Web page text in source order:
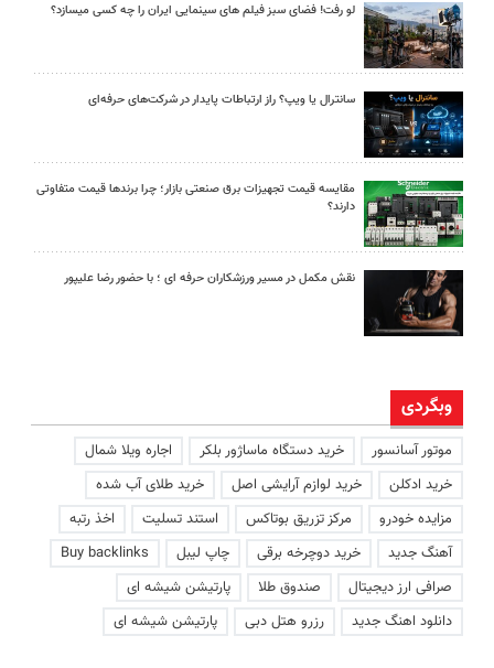
لو رفت! فضای سبز فیلم های سینمایی ایران را چه کسی میسازد؟
سانترال یا ویپ؟ راز ارتباطات پایدار در شرکت‌های حرفه‌ای
مقایسه قیمت تجهیزات برق صنعتی بازار؛ چرا برندها قیمت متفاوتی
دارند؟
نقش مکمل در مسیر ورزشکاران حرفه ای ؛ با حضور رضا علیپور
وبگردی
موتور آسانسور خرید دستگاه ماساژور بلکر
اجاره ویلا شمال
خرید ادکلن
خرید لوازم آرایشی اصل
خرید طلای آب شده
مزایده خودرو
مرکز تزریق بوتاکس استند تسلیت
اخذ رتبه
آهنگ جدید
خرید دوچرخه برقی چاپ لیبل
Buy backlinks
صرافی ارز دیجیتال
صندوق طلا
پارتیشن شیشه ای
دانلود اهنگ جدید
رزرو هتل دبی پارتیشن شیشه ای